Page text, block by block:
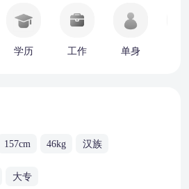
学历 工作 单身
157cm 46kg 汉族
大专